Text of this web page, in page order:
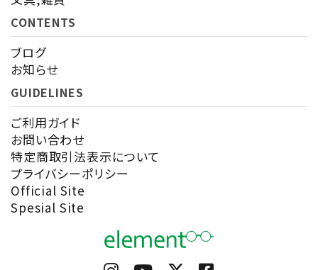
CONTENTS
ブログ
お知らせ
GUIDELINES
ご利用ガイド
お問い合わせ
特定商取引法表示について
プライバシーポリシー
Official Site
Spesial Site